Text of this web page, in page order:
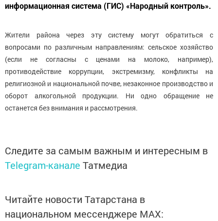
информационная система (ГИС) «Народный контроль».
Жители района через эту систему могут обратиться с
вопросами по различным направлениям: сельское хозяйство
(если не согласны с ценами на молоко, например),
противодействие коррупции, экстремизму, конфликты на
религиозной и национальной почве, незаконное производство и
оборот алкогольной продукции. Ни одно обращение не
останется без внимания и рассмотрения.
Следите за самым важным и интересным в
Telegram-канале Татмедиа
Читайте новости Татарстана в
национальном мессенджере MАХ: